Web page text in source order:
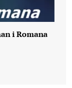
i Romana